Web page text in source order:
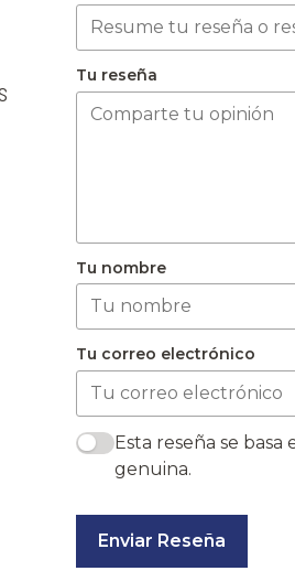
Tu reseña
Tu nombre
Tu correo electrónico
Esta reseña se
genuina.
Enviar Reseña